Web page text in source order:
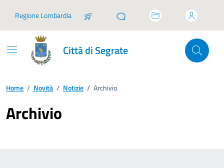
Regione Lombardia
Città di Segrate
Home / Novità / Notizie / Archivio
Archivio